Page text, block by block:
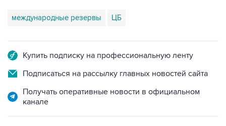
международные резервы ЦБ
Купить подписку на профессиональную ленту
Подписаться на рассылку главных новостей сайта
Получать оперативные новости в официальном
канале